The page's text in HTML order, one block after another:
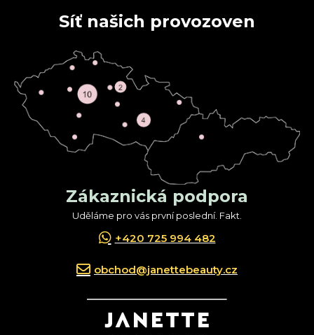
Síť našich provozoven
Zákaznická podpora
Uděláme pro vás první poslední. Fakt.
+420 725 994 482
obchod@janettebeauty.cz